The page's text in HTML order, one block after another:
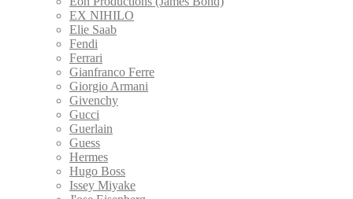
EX NIHILO
Elie Saab
Fendi
Ferrari
Gianfranco Ferre
Giorgio Armani
Givenchy
Gucci
Guerlain
Guess
Hermes
Hugo Boss
Issey Miyake